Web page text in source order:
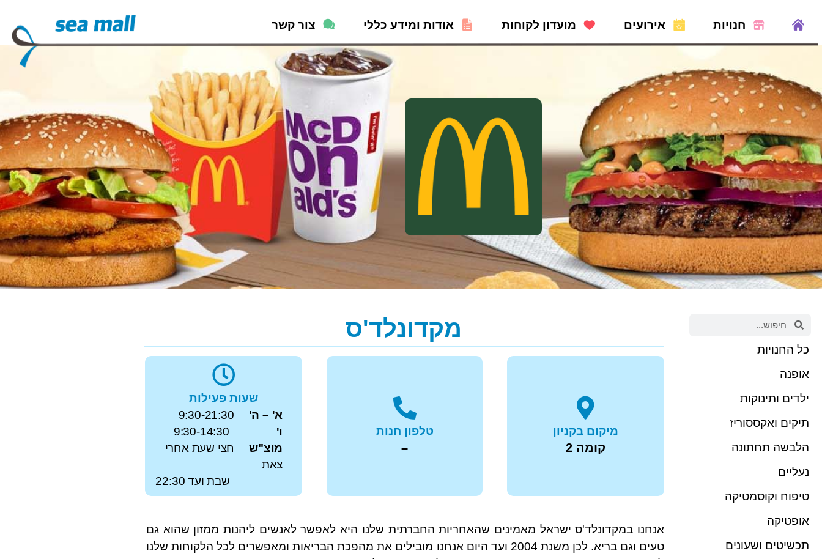
חנויות אירועים מועדון לקוחות אודות ומידע כללי צור קשר
כל החנויות
אופנה
ילדים ותינוקות
תיקים ואקססוריז
הלבשה תחתונה
נעליים
טיפוח וקוסמטיקה
אופטיקה
תכשיטים ושעונים
מקדונלד'ס
מיקום בקניון
קומה 2
טלפון חנות
–
שעות פעילות
א' – ה' 9:30-21:30
ו'
מוצ"ש
חצי שעת אחרי
צאת
שבת ועד 22:30
אנחנו במקדונלד'ס ישראל מאמינים שהאחריות החברתית שלנו היא לאפשר לאנשים ליהנות ממזון שהוא גם
טעים וגם בריא. לכן משנת 2004 ועד היום אנחנו מובילים את מהפכת הבריאות ומאפשרים לכל הלקוחות שלנו